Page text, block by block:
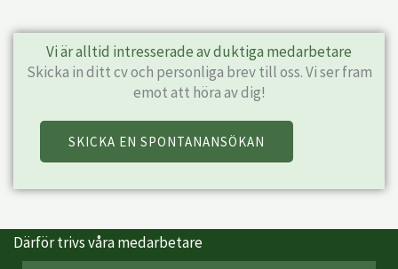
Vi är alltid intresserade av duktiga medarbetare
Skicka in ditt cv och personliga brev till oss. Vi ser fram
emot att höra av dig!
SKICKA EN SPONTANANSÖKAN
Därför trivs våra medarbetare